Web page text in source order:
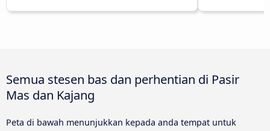
Semua stesen bas dan perhentian di Pasir
Mas dan Kajang
Peta di bawah menunjukkan kepada anda tempat untuk